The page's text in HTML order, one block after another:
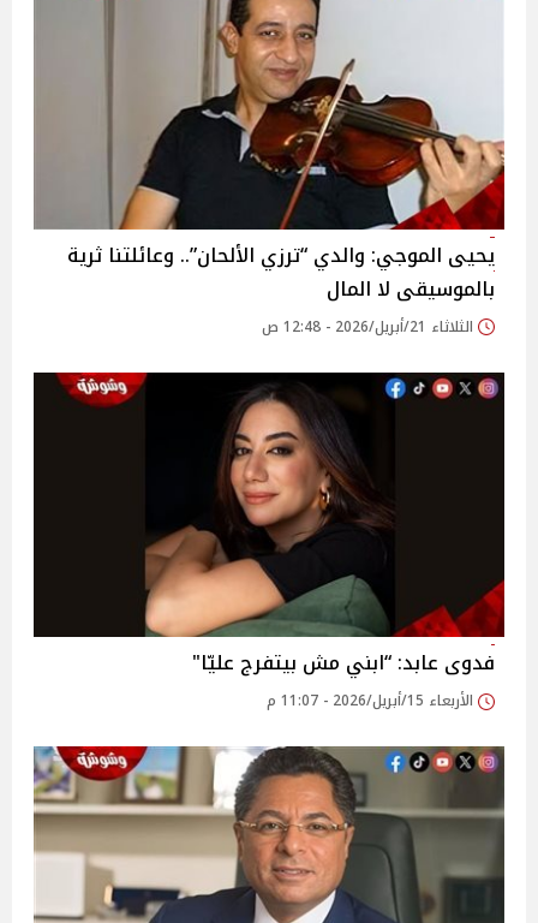
يحيى الموجي: والدي “ترزي الألحان”.. وعائلتنا ثرية
بالموسيقى لا المال
الثلاثاء 21/أبريل/2026 - 12:48 ص
فدوى عابد: “ابني مش بيتفرج عليّا"
الأربعاء 15/أبريل/2026 - 11:07 م